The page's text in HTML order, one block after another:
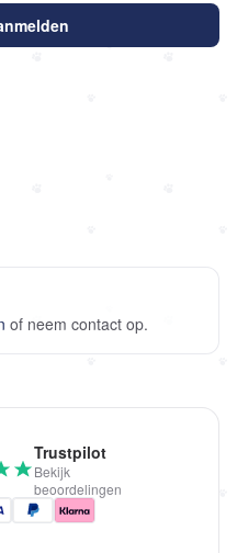
of neem contact op.